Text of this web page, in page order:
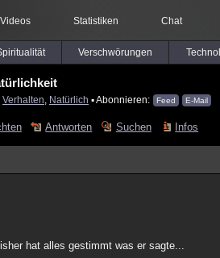
Videos Statistiken Chat
Verschwörungen
Verhalten Natürlich ▪ Abonnieren: Feed E-Mail
Antworten Suchen Infos
hat alles gestimmt was er sagte...